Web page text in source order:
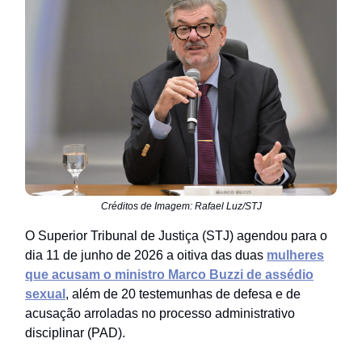
Créditos de Imagem: Rafael Luz/STJ
O Superior Tribunal de Justiça (STJ) agendou para o
dia 11 de junho de 2026 a oitiva das duas mulheres
que acusam o ministro Marco Buzzi de assédio
sexual , além de 20 testemunhas de defesa e de
acusação arroladas no processo administrativo
disciplinar (PAD).